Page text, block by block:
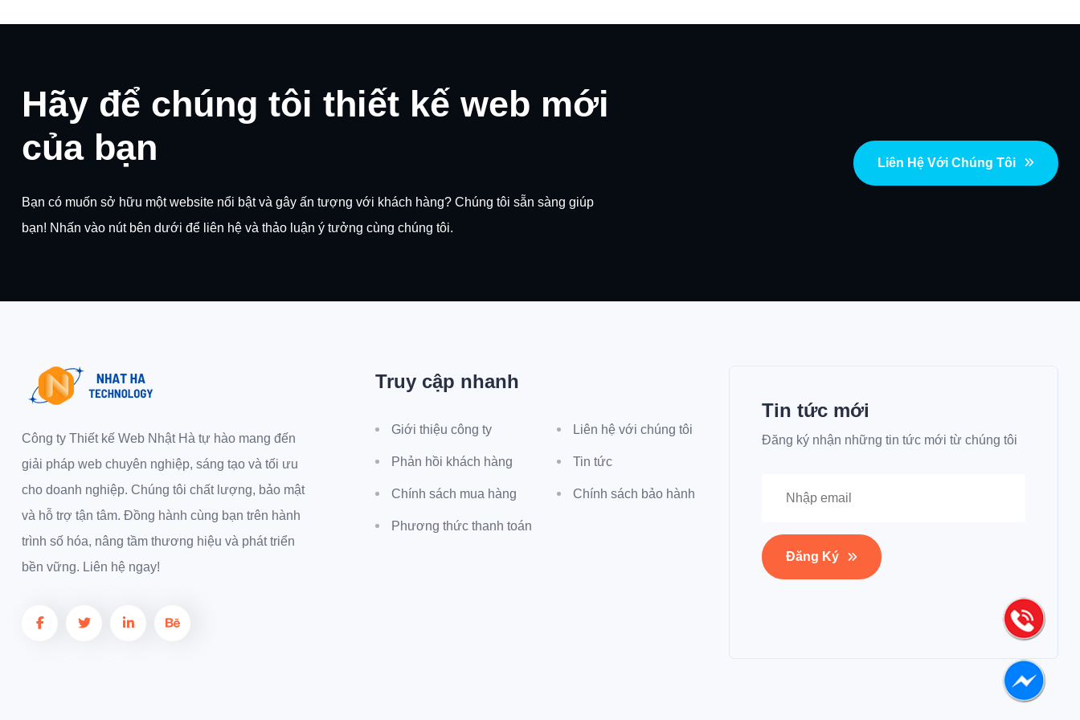
Hãy để chúng tôi thiết kế web mới
của bạn
Bạn có muốn sở hữu một website nổi bật và gây ấn tượng với khách hàng? Chúng tôi sẵn sàng giúp
bạn! Nhấn vào nút bên dưới để liên hệ và thảo luận ý tưởng cùng chúng tôi.
Liên Hệ Với Chúng Tôi
Công ty Thiết kế Web Nhật Hà tự hào mang đến
giải pháp web chuyên nghiệp, sáng tạo và tối ưu
cho doanh nghiệp. Chúng tôi chất lượng, bảo mật
và hỗ trợ tận tâm. Đồng hành cùng bạn trên hành
trình số hóa, nâng tầm thương hiệu và phát triển
bền vững. Liên hệ ngay!
Truy cập nhanh
Giới thiệu công ty Liên hệ với chúng tôi
Phản hồi khách hàng Tin tức
Chính sách mua hàng Chính sách bảo hành
Phương thức thanh toán
Tin tức mới
Đăng ký nhận những tin tức mới từ chúng tôi
Đăng Ký